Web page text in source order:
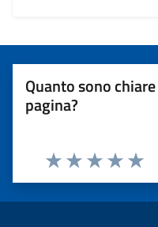
Quanto sono
pagina?
Valuta 4
Valuta 3
Valuta 2 stelle
Valuta 1 stelle su 5